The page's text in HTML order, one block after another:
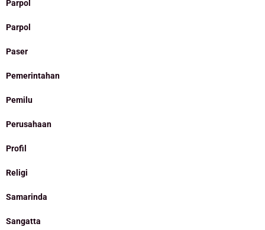
Parpol
Parpol
Paser
Pemerintahan
Pemilu
Perusahaan
Profil
Religi
Samarinda
Sangatta